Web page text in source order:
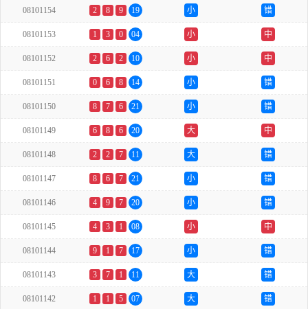
08101154 2 8 9 19 小 错
08101153 1 3 0 04 小 中
08101152 2 6 2 10 小 中
08101151 0 6 8 14 小 错
08101150 8 7 6 21 小 错
08101149 6 8 6 20 大 中
08101148 2 2 7 11 大 错
08101147 8 6 7 21 小 错
08101146 4 9 7 20 小 错
08101145 4 3 1 08 小 中
08101144 9 1 7 17 小 错
08101143 3 7 1 11 大 错
08101142 1 1 5 07 大 错